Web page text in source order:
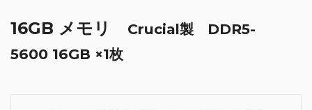
16GB メモリ
Crucial製 DDR5-
5600 16GB ×1枚